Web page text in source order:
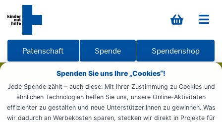
Spenden Sie uns Ihre „Cookies“!
Jede Spende zählt – auch diese: Mit Ihrer Zustimmung zu Cookies und
ähnlichen Technologien helfen Sie uns, unsere Online-Aktivitäten
effizienter zu gestalten und neue Unterstützer:innen zu gewinnen. Was
wir dadurch an Werbekosten sparen, stecken wir direkt in Projekte für
Patenschaft Spende Spendenshop
Startseite Weltweit aktiv
Reportagen
Weidemann Blog
Weltweit UN-Resolution